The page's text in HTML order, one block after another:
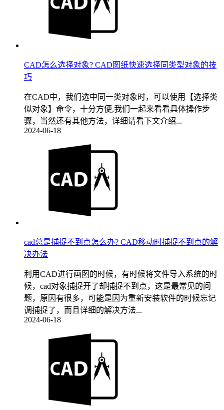
CAD怎么选择对象? CAD图纸快速选择同类型对象的技
巧
在CAD中，我们选中同一类对象时，可以使用【选择类
似对象】命令，十分方便,我们一起来看看具体操作步
骤，当然还有其他方法，详细请看下文介绍...
2024-06-18
cad总是捕捉不到点怎么办? CAD移动时捕捉不到点的解
决办法
利用CAD进行画图的时候，有时候将文件导入系统的时
候，cad对象捕捉开了却捕捉不到点，这是最常见的问
题，原因有很多，可能是因为重新安装软件的时候忘记
调捕捉了，而且详细的解决方法...
2024-06-18